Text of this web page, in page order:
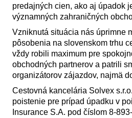
predajných cien, ako aj úpadok
významných zahraničných
Vzniknutá situácia nás úprimne
pôsobenia na slovenskom trhu
vždy robili maximum pre
obchodných partnerov a patrili
organizátorov zájazdov, najmä
Cestovná kancelária Solvex
poistenie pre prípad úpadku v
Insurance S.A. pod číslom 8-